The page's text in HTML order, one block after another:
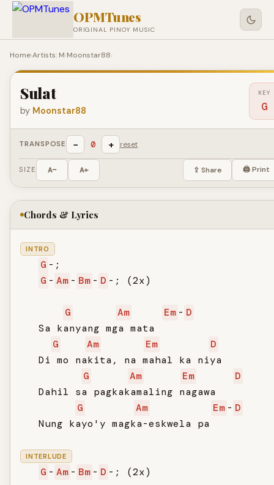
OPMTunes
ORIGINAL PINOY MUSIC
Home›Artists: M›Moonstar88›
Sulat
by Moonstar88
KEY
G
TRANSPOSE − 0 + reset
SIZE A− A+ ⇪ Share 🖨 Print
Chords & Lyrics
INTRO
G -;
G - Am - Bm - D -; (2x)
G Am Em - D
   Sa kanyang mga mata
G
Am Em
D
   Di mo nakita, na mahal ka niya
G
Am Em
D
   Dahil sa pagkakamaling nagawa
G
Am Em - D
   Nung kayo'y magka-eskwela pa
INTERLUDE
G - Am - Bm - D -; (2x)